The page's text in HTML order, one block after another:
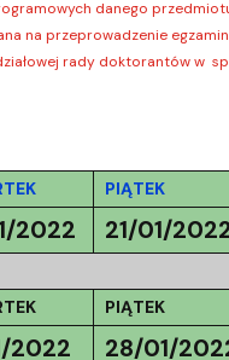
danego
na przeprowadzenie
rady doktorantów w
PIĄTEK
2022 21/01/
PIĄTEK
2022 28/01/